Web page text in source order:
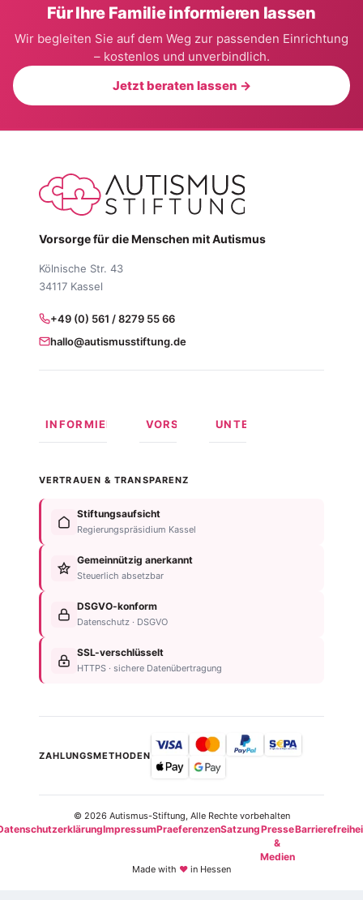
Für Ihre Familie informieren lassen
Wir begleiten Sie auf dem Weg zur passenden Einrichtung
– kostenlos und unverbindlich.
Jetzt beraten lassen →
Vorsorge für die Menschen mit Autismus
Kölnische Str. 43
34117 Kassel
+49 (0) 561 / 8279 55 66
hallo@autismusstiftung.de
INFORMIEREN
Formen
Autismus
Anzeichen
Diagnose
Betroffene
Einrichtungsübersicht
VORSORGEN
Behindertentestament
Im
Testament
Nachlassplanung
Zustiftung
Kind
absichern
Vorteile
UNTERSTÜTZEN
VERTRAUEN & TRANSPARENZ
Stiftungsaufsicht
Regierungspräsidium Kassel
Gemeinnützig anerkannt
Steuerlich absetzbar
DSGVO-konform
Datenschutz · DSGVO
SSL-verschlüsselt
HTTPS · sichere Datenübertragung
ZAHLUNGSMETHODEN
© 2026 Autismus-Stiftung, Alle Rechte vorbehalten
ImpressumPraeferenzenSatzungPresse
&
Medien
Made with ♥ in Hessen